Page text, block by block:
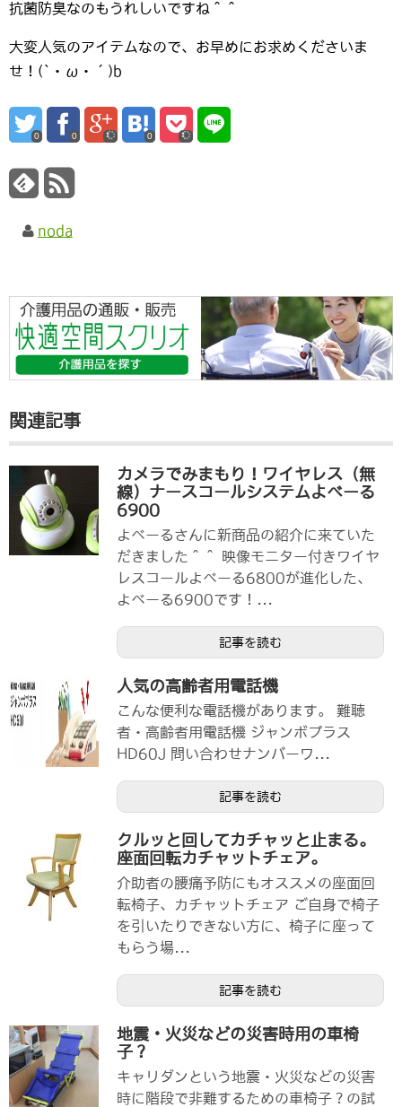
抗菌防臭なのもうれしいですね＾＾
大変人気のアイテムなので、お早めにお求めくださいま
せ！(`・ω・´)b
0 0 0
noda
関連記事
カメラでみまもり！ワイヤレス（無
線）ナースコールシステムよべーる
6900
よべーるさんに新商品の紹介に来ていた
だきました＾＾ 映像モニター付きワイヤ
レスコールよべーる6800が進化した、
よべーる6900です！...
記事を読む
人気の高齢者用電話機
こんな便利な電話機があります。 難聴
者・高齢者用電話機 ジャンボプラス
HD60J 問い合わせナンバーワ...
記事を読む
クルッと回してカチャッと止まる。
座面回転カチャットチェア。
介助者の腰痛予防にもオススメの座面回
転椅子、カチャットチェア ご自身で椅子
を引いたりできない方に、椅子に座って
もらう場...
記事を読む
地震・火災などの災害時用の車椅
子？
キャリダンという地震・火災などの災害
時に階段で非難するための車椅子？の試